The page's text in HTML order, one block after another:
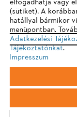
Adatvédelem
Jogi információk
Andreas Stihl
Székhely: H-2051
Sie nutzen einen
eine optimale
einem der
Firefox
elfogadhatja vagy
(sütiket). A
hatállyal bármikor
menüpontban.
Adatkezelési
Tájékoztatónkat.
Impresszum